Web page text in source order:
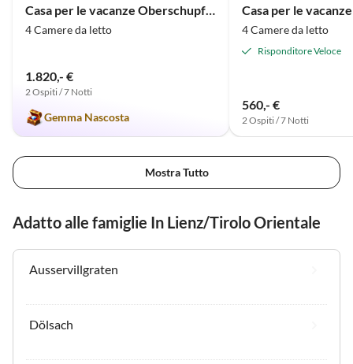
Anfänger) befindet sich
im Dorf (ca. 2 Minuten
Schneeverhältnisse
noch genug andere
können die Unterkunft
danken Daniela und ihre
4 Camere da letto
1.820,- €
2 Ospiti / 7 Notti
Gemma Nascosta
Casa per le
4 Camere da letto
Risponditore Veloce
560,- €
2 Ospiti / 7 Notti
Mostra Tutto
Adatto alle famiglie In Lienz/Tirolo Orientale
Ausservillgraten
Dölsach